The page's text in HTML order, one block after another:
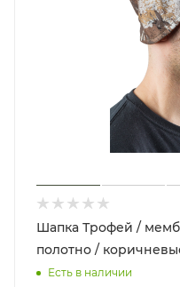
Шапка Трофей /
полотно /
Есть в наличии